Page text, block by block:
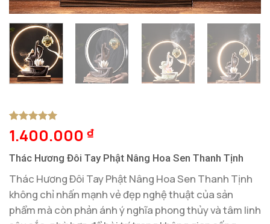
5trên 5
dựa trên
1
1.400.000 ₫
Thác Hương Đôi Tay Phật Nâng Hoa Sen Thanh Tịnh
Thác Hương Đôi Tay Phật Nâng Hoa Sen Thanh Tịnh
không chỉ nhấn mạnh vẻ đẹp nghệ thuật của sản
phẩm mà còn phản ánh ý nghĩa phong thủy và tâm linh